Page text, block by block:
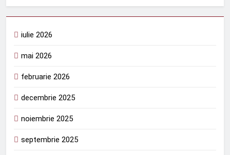
iulie 2026
mai 2026
februarie 2026
decembrie 2025
noiembrie 2025
septembrie 2025